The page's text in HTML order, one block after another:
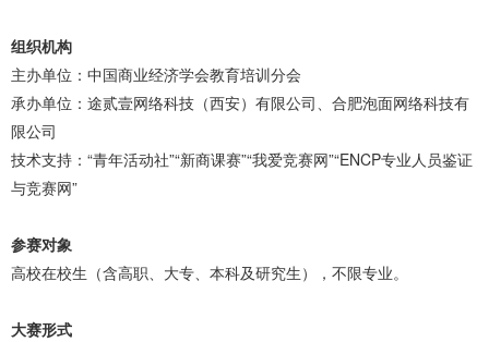
组织机构
主办单位：中国商业经济学会教育培训分会
承办单位：途贰壹网络科技（西安）有限公司、合肥泡面网络科技有
限公司
技术支持：“青年活动社”“新商课赛”“我爱竞赛网”“ENCP专业人员鉴证
与竞赛网”
参赛对象
高校在校生（含高职、大专、本科及研究生），不限专业。
大赛形式